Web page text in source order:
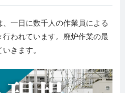
一日に数千人の作業員による
われています。廃炉作業の最
きます。